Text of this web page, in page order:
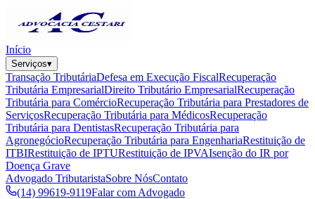
Início
Serviços▾
Transação TributáriaDefesa em Execução FiscalRecuperação
Tributária EmpresarialDireito Tributário EmpresarialRecuperação
Tributária para ComércioRecuperação Tributária para Prestadores de
ServiçosRecuperação Tributária para MédicosRecuperação
Tributária para DentistasRecuperação Tributária para
AgronegócioRecuperação Tributária para EngenhariaRestituição de
ITBIRestituição de IPTURestituição de IPVAIsenção do IR por
Doença Grave
Advogado TributaristaSobre NósContato
(14) 99619-9119Falar com Advogado